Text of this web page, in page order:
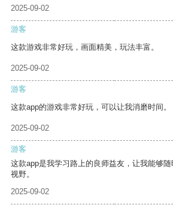
2025-09-02
游客
这款游戏非常好玩，画面精美，玩法丰富。
2025-09-02
游客
这款app的游戏非常好玩，可以让我消磨时间。
2025-09-02
游客
这款app是我学习路上的良师益友，让我能够
视野。
2025-09-02